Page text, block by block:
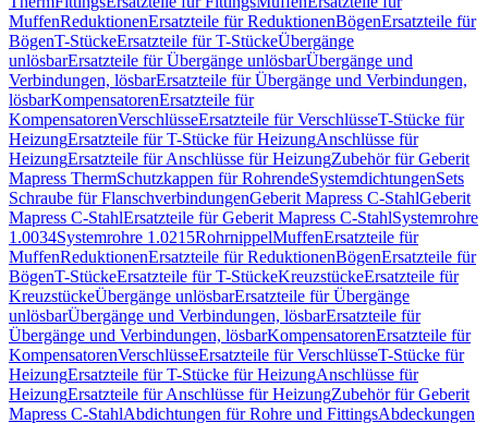
MuffenReduktionenErsatzteile für ReduktionenBögenErsatzteile für
BögenT-StückeErsatzteile für T-StückeÜbergänge
unlösbarErsatzteile für Übergänge unlösbarÜbergänge und
Verbindungen, lösbarErsatzteile für Übergänge und Verbindungen,
lösbarKompensatorenErsatzteile für
KompensatorenVerschlüsseErsatzteile für VerschlüsseT-Stücke für
HeizungErsatzteile für T-Stücke für HeizungAnschlüsse für
HeizungErsatzteile für Anschlüsse für HeizungZubehör für Geberit
Mapress ThermSchutzkappen für RohrendeSystemdichtungenSets
Schraube für FlanschverbindungenGeberit Mapress C-StahlGeberit
Mapress C-StahlErsatzteile für Geberit Mapress C-StahlSystemrohre
1.0034Systemrohre 1.0215RohrnippelMuffenErsatzteile für
MuffenReduktionenErsatzteile für ReduktionenBögenErsatzteile für
BögenT-StückeErsatzteile für T-StückeKreuzstückeErsatzteile für
KreuzstückeÜbergänge unlösbarErsatzteile für Übergänge
unlösbarÜbergänge und Verbindungen, lösbarErsatzteile für
Übergänge und Verbindungen, lösbarKompensatorenErsatzteile für
KompensatorenVerschlüsseErsatzteile für VerschlüsseT-Stücke für
HeizungErsatzteile für T-Stücke für HeizungAnschlüsse für
HeizungErsatzteile für Anschlüsse für HeizungZubehör für Geberit
Mapress C-StahlAbdichtungen für Rohre und FittingsAbdeckungen